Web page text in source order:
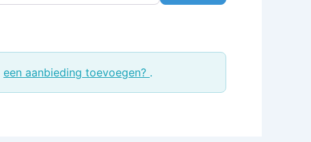
een aanbieding toevoegen? .